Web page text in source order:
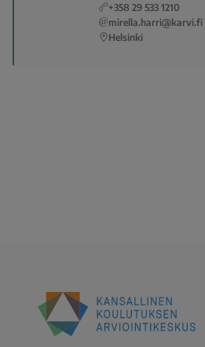
+358 29 533 1210
mirella.harri@karvi.fi
Helsinki